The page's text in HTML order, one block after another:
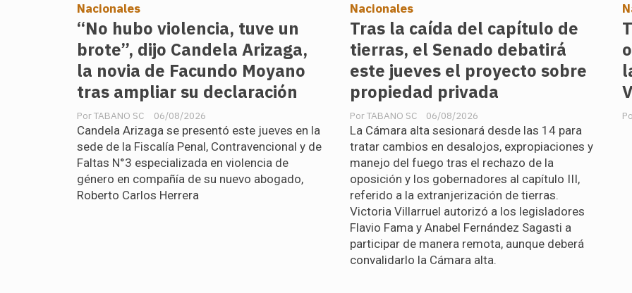
“No hubo violencia, tuve un
brote”, dijo Candela Arizaga,
la novia de Facundo Moyano
tras ampliar su declaración
TABANO SC
Nacionales
06/08/2026
Candela Arizaga se presentó este jueves en la
sede de la Fiscalía Penal, Contravencional y de
Faltas N°3 especializada en violencia de
género en compañía de su nuevo abogado,
Roberto Carlos Herrera
Tras la caída del capítulo de
tierras, el Senado debatirá
este jueves el proyecto sobre
propiedad privada
TABANO SC
Nacionales
06/08/2026
La Cámara alta sesionará desde las 14 para
tratar cambios en desalojos, expropiaciones y
manejo del fuego tras el rechazo de la
oposición y los gobernadores al capítulo III,
referido a la extranjerización de tierras.
Victoria Villarruel autorizó a los legisladores
Flavio Fama y Anabel Fernández Sagasti a
participar de manera remota, aunque deberá
convalidarlo la Cámara alta.